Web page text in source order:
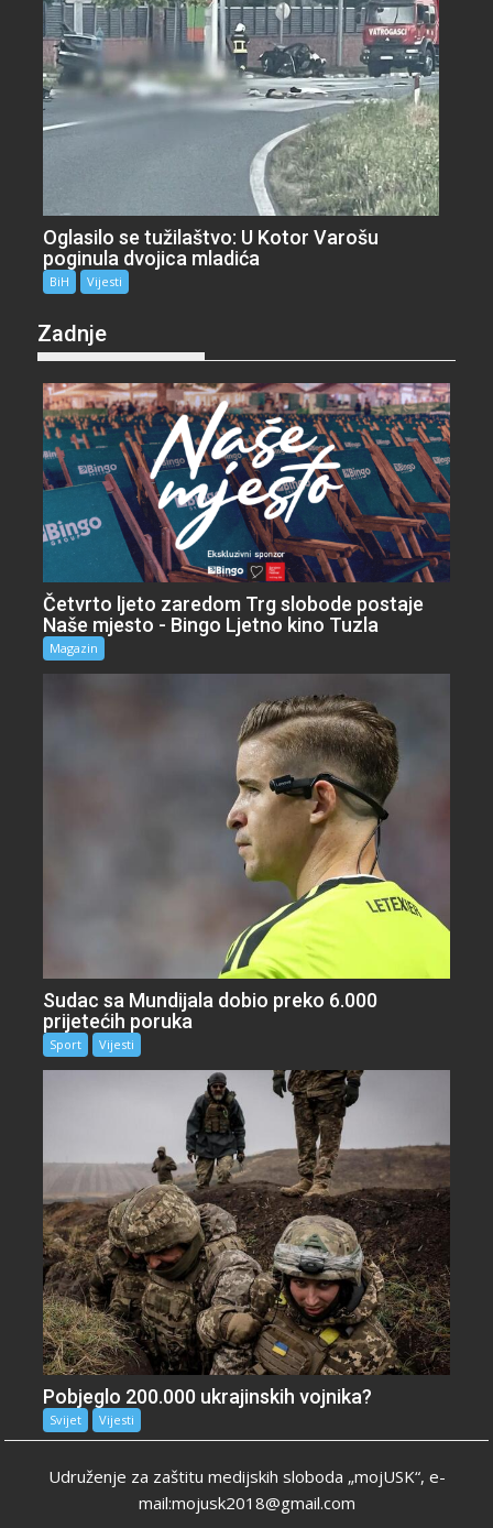
Oglasilo se tužilaštvo: U Kotor Varošu
poginula dvojica mladića
BiH Vijesti
Zadnje
Četvrto ljeto zaredom Trg slobode postaje
Naše mjesto - Bingo Ljetno kino Tuzla
Magazin
Sudac sa Mundijala dobio preko 6.000
prijetećih poruka
Sport Vijesti
Pobjeglo 200.000 ukrajinskih vojnika?
Svijet Vijesti
Udruženje za zaštitu medijskih sloboda „mojUSK“, e-
mail:mojusk2018@gmail.com